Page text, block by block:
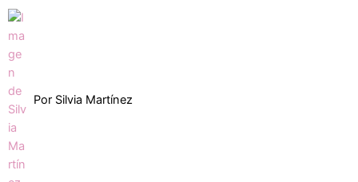
Por Silvia Martínez